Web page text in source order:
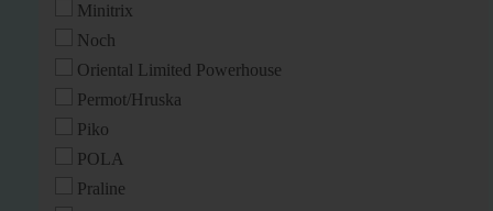
Minitrix
Noch
Oriental Limited Powerhouse
Permot/Hruska
Piko
POLA
Praline